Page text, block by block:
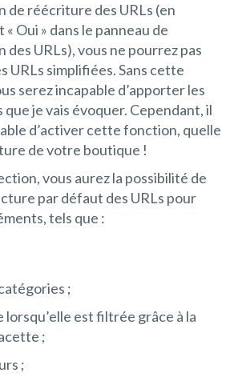
de réécriture des URLs (en
Oui » dans le panneau de
URLs), vous ne pourrez pas
URLs simplifiées. Sans cette
serez incapable d’apporter les
je vais évoquer. Cependant, il
d’activer cette fonction, quelle
de votre boutique !
vous aurez la possibilité de
par défaut des URLs pour
tels que :
;
lorsqu’elle est filtrée grâce à la
;
;